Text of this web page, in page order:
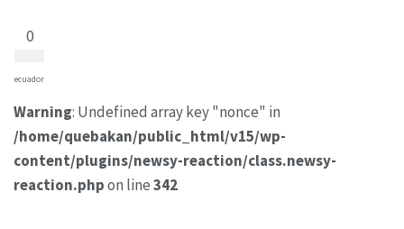
0
ecuador
Warning: Undefined array key "nonce" in
/home/quebakan/public_html/v15/wp-
content/plugins/newsy-reaction/class.newsy-
reaction.phpon line342